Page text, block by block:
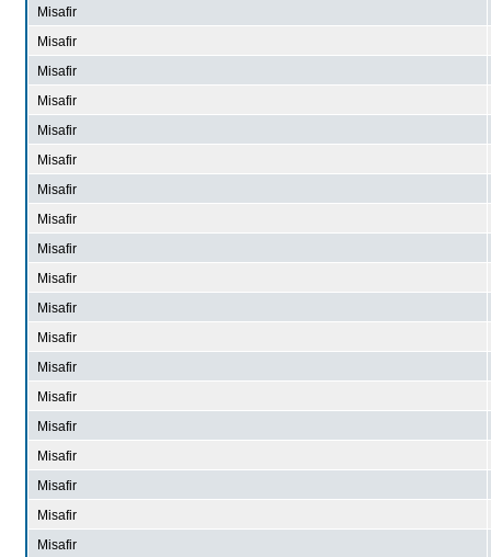
Misafir
Misafir
Misafir
Misafir
Misafir
Misafir
Misafir
Misafir
Misafir
Misafir
Misafir
Misafir
Misafir
Misafir
Misafir
Misafir
Misafir
Misafir
Misafir